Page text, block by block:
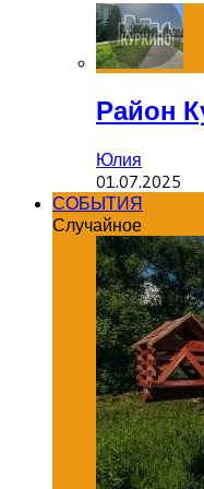
Район
Юлия
01.07.2025
СОБЫТИЯ
Случайное